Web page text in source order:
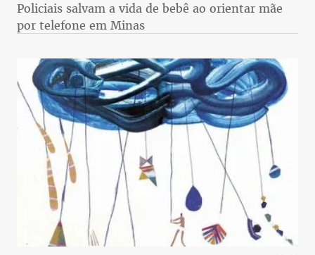
Policiais salvam a vida de bebê ao orientar mãe
por telefone em Minas